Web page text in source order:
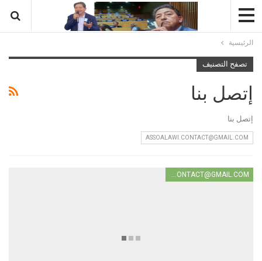
الرئيسية
تصفح التصنيف
إتصل بنا
إتصل بنا
ASSOALAWI.CONTACT@GMAIL.COM
ASSOALAWI.CONTACT@GMAIL.COM